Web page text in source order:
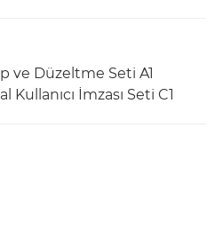
ve Düzeltme Seti A1
İmzası Seti C1